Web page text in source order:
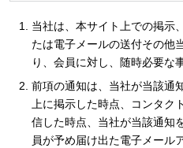
当社は、本サイト上での掲示
たは電子メールの送付その他
り、会員に対し、随時必要な
前項の通知は、当社が当該通
上に掲示した時点、コンタク
信した時点、当社が当該通知
員が予め届け出た電子メール